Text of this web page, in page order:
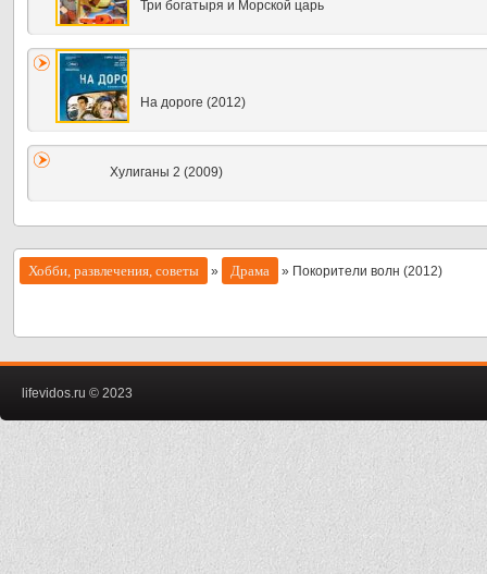
Три богатыря и Морской царь
На дороге (2012)
Хулиганы 2 (2009)
Хобби, развлечения, советы » Драма » Покорители волн (2012)
lifevidos.ru © 2023